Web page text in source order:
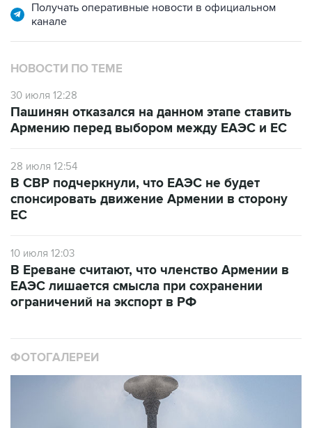
Получать оперативные новости в официальном
канале
НОВОСТИ ПО ТЕМЕ
30 июля 12:28
Пашинян отказался на данном этапе ставить
Армению перед выбором между ЕАЭС и ЕС
28 июля 12:54
В СВР подчеркнули, что ЕАЭС не будет
спонсировать движение Армении в сторону
ЕС
10 июля 12:03
В Ереване считают, что членство Армении в
ЕАЭС лишается смысла при сохранении
ограничений на экспорт в РФ
ФОТОГАЛЕРЕИ